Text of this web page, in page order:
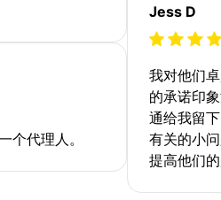
个代理人。
Jess D
我对他们
的承诺印
通给我留
有关的小
提高他们的